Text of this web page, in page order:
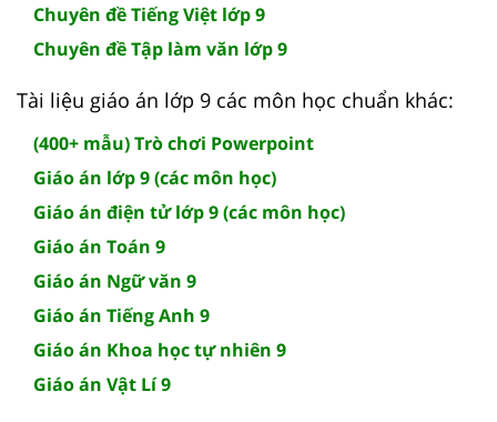
Chuyên đề Tiếng Việt lớp 9
Chuyên đề Tập làm văn lớp 9
Tài liệu giáo án lớp 9 các môn học chuẩn khác:
(400+ mẫu) Trò chơi Powerpoint
Giáo án lớp 9 (các môn học)
Giáo án điện tử lớp 9 (các môn học)
Giáo án Toán 9
Giáo án Ngữ văn 9
Giáo án Tiếng Anh 9
Giáo án Khoa học tự nhiên 9
Giáo án Vật Lí 9